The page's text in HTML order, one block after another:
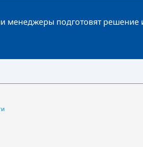
менеджеры подготовят решение